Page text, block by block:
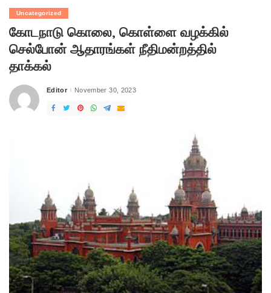
Uncategorized
கோடநாடு கொலை, கொள்ளை வழக்கில்
செல்போன் ஆதாரங்கள் நீதிமன்றத்தில்
தாக்கல்
Posted
Editor November 30, 2023